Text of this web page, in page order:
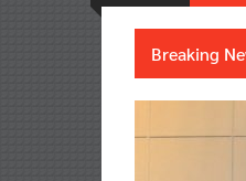
Breaking